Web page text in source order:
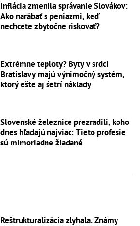
Inflácia zmenila správanie Slovákov:
Ako narábať s peniazmi, keď
nechcete zbytočne riskovať?
Extrémne teploty? Byty v srdci
Bratislavy majú výnimočný systém,
ktorý ešte aj šetrí náklady
Slovenské železnice prezradili, koho
dnes hľadajú najviac: Tieto profesie
sú mimoriadne žiadané
Reštrukturalizácia zlyhala. Známy